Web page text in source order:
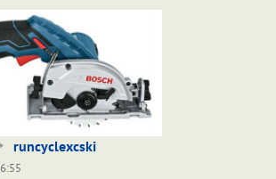
runcyclexcski